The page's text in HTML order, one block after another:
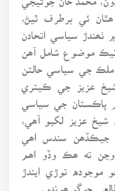
ئي برطرف ٿيڻ،
ٺھندڙ سياسي اتحادن
موضوع شامل آھن
ملڪ جي سياسي حالتن
عزيز جي ڪيتري
پاڪستان جي سياسي
شيخ عزيز لکيو آھي،
جيڪڏھن سندس اھي
ته ھڪ وڏو اھم
موجوده توڙي ايندڙ
جوڳو ھوندو.